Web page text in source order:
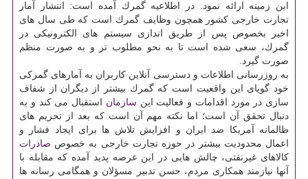
این زمینه ارائه نمود. در اطلاعیه گمرك آمده است: انتشار آمار
تجارت خارجی كشور همچون وظایف گمرك است كه طی سال های
اخیر بخصوص پس از طریق اندازی سیستم های الكترونیكی در
گمرك، سعی شده است تا به نحو مطلوب تر و به صورت منظم
صورت گیرد.
به روزرسانی اطلاعات و دسترسی آنلاین كاربران به آمارهای گمركی
خود گویای این واقعیت است كه گمرك بیشتر از دیگران از شفاف
سازی در مورد اقدامات و فعالیت این سازمان استقبال می كند و به
دنبال تحقق آن است؛ اما نكته مهم آن است كه بعد از تحریم های
ظالمانه آمریكا ضد ایران و افزایش تلاش ها برای ایجاد فشار و
اعمال محدودیت بیشتر در حوزه تجارت خارجی به خصوص صادرات
كالاهای غیرنفتی، چالش هایی در این عرصه پدید آمده كه مقابله با
آنها نیازمند همكاری مردم، حسن تدبیر مسؤلان و همگامی رسانه ها